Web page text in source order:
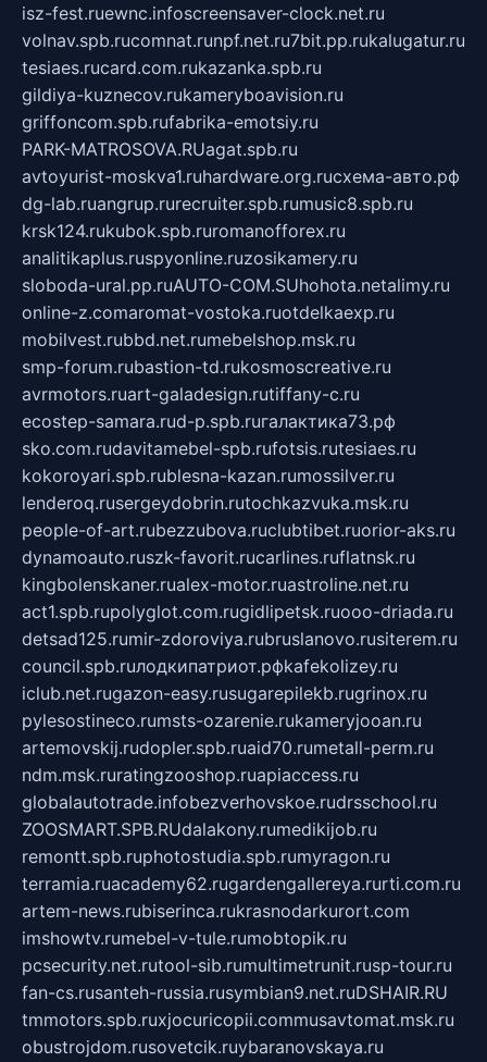
isz-fest.ruewnc.infoscreensaver-clock.net.ru
volnav.spb.rucomnat.runpf.net.ru7bit.pp.rukalugatur.ru
tesiaes.rucard.com.rukazanka.spb.ru
gildiya-kuznecov.rukameryboavision.ru
griffoncom.spb.rufabrika-emotsiy.ru
PARK-MATROSOVA.RUagat.spb.ru
avtoyurist-moskva1.ruhardware.org.ruсхема-авто.рф
dg-lab.ruangrup.rurecruiter.spb.rumusic8.spb.ru
krsk124.rukubok.spb.ruromanofforex.ru
analitikaplus.ruspyonline.ruzosikamery.ru
sloboda-ural.pp.ruAUTO-COM.SUhohota.netalimy.ru
online-z.comaromat-vostoka.ruotdelkaexp.ru
mobilvest.rubbd.net.rumebelshop.msk.ru
smp-forum.rubastion-td.rukosmoscreative.ru
avrmotors.ruart-galadesign.rutiffany-c.ru
ecostep-samara.rud-p.spb.ruгалактика73.рф
sko.com.rudavitamebel-spb.rufotsis.rutesiaes.ru
kokoroyari.spb.rublesna-kazan.rumossilver.ru
lenderoq.rusergeydobrin.rutochkazvuka.msk.ru
people-of-art.rubezzubova.ruclubtibet.ruorior-aks.ru
dynamoauto.ruszk-favorit.rucarlines.ruflatnsk.ru
kingbolenskaner.rualex-motor.ruastroline.net.ru
act1.spb.rupolyglot.com.rugidlipetsk.ruooo-driada.ru
detsad125.rumir-zdoroviya.rubruslanovo.rusiterem.ru
council.spb.ruлодкипатриот.рфkafekolizey.ru
iclub.net.rugazon-easy.rusugarepilekb.rugrinox.ru
pylesostineco.rumsts-ozarenie.rukameryjooan.ru
artemovskij.rudopler.spb.ruaid70.rumetall-perm.ru
ndm.msk.ruratingzooshop.ruapiaccess.ru
globalautotrade.infobezverhovskoe.rudrsschool.ru
ZOOSMART.SPB.RUdalakony.rumedikijob.ru
remontt.spb.ruphotostudia.spb.rumyragon.ru
terramia.ruacademy62.rugardengallereya.rurti.com.ru
artem-news.rubiserinca.rukrasnodarkurort.com
imshowtv.rumebel-v-tule.rumobtopik.ru
pcsecurity.net.rutool-sib.rumultimetrunit.rusp-tour.ru
fan-cs.rusanteh-russia.rusymbian9.net.ruDSHAIR.RU
tmmotors.spb.ruxjocuricopii.commusavtomat.msk.ru
obustrojdom.rusovetcik.ruybaranovskaya.ru